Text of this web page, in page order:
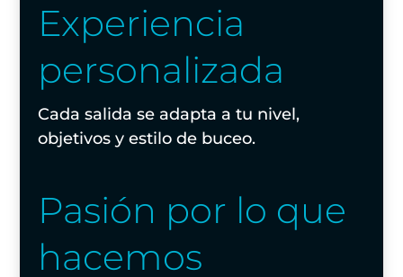
Experiencia
personalizada
Cada salida se adapta a tu nivel,
objetivos y estilo de buceo.
Pasión por lo que
hacemos